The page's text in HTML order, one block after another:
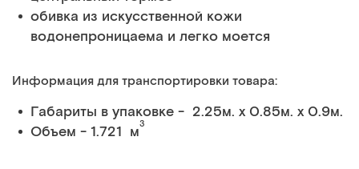
обивка из искусственной кожи
водонепроницаема и легко моется
Информация для транспортировки товара:
Габариты в упаковке - 2.25м. x 0.85м. x 0.9м.
Объем - 1.721 м3